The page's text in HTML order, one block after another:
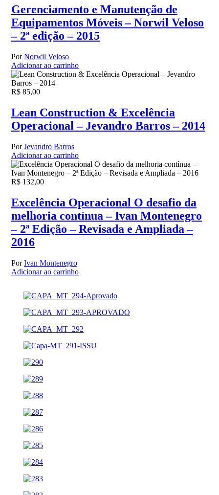
Gerenciamento e Manutenção de
Equipamentos Móveis – Norwil Veloso
– 2ª edição – 2015
Por Norwil Veloso
Adicionar ao carrinho
R$ 85,00
Lean Construction & Excelência
Operacional – Jevandro Barros – 2014
Por Jevandro Barros
Adicionar ao carrinho
R$ 132,00
Excelência Operacional O desafio da
melhoria contínua – Ivan Montenegro
– 2ª Edição – Revisada e Ampliada –
2016
Por Ivan Montenegro
Adicionar ao carrinho